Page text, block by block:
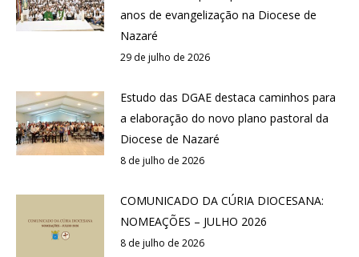
anos de evangelização na Diocese de
Nazaré
29 de julho de 2026
Estudo das DGAE destaca caminhos para
a elaboração do novo plano pastoral da
Diocese de Nazaré
8 de julho de 2026
COMUNICADO DA CÚRIA DIOCESANA:
NOMEAÇÕES – JULHO 2026
8 de julho de 2026